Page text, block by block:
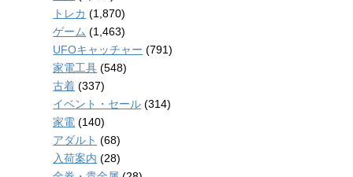
トレカ (1,870)
ゲーム (1,463)
UFOキャッチャー (791)
家電工具 (548)
古着 (337)
イベント・セール (314)
家電 (140)
アダルト (68)
入荷案内 (28)